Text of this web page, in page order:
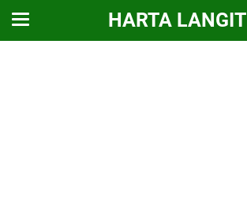
HARTA LANGIT